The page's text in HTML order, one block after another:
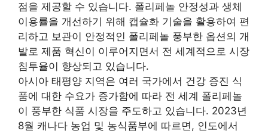
점을 제공할 수 있습니다. 폴리페놀 안정성과 생체
이용률을 개선하기 위해 캡슐화 기술을 활용하여 편
리하고 보관이 안정적인 폴리페놀 풍부한 옵션의 개
발로 제품 혁신이 이루어지면서 전 세계적으로 시장
침투율이 향상되고 있습니다.
아시아 태평양 지역은 여러 국가에서 건강 증진 식
품에 대한 수요가 증가함에 따라 전 세계 폴리페놀
이 풍부한 식품 시장을 주도하고 있습니다. 2023년
8월 캐나다 농업 및 농식품부에 따르면, 인도에서